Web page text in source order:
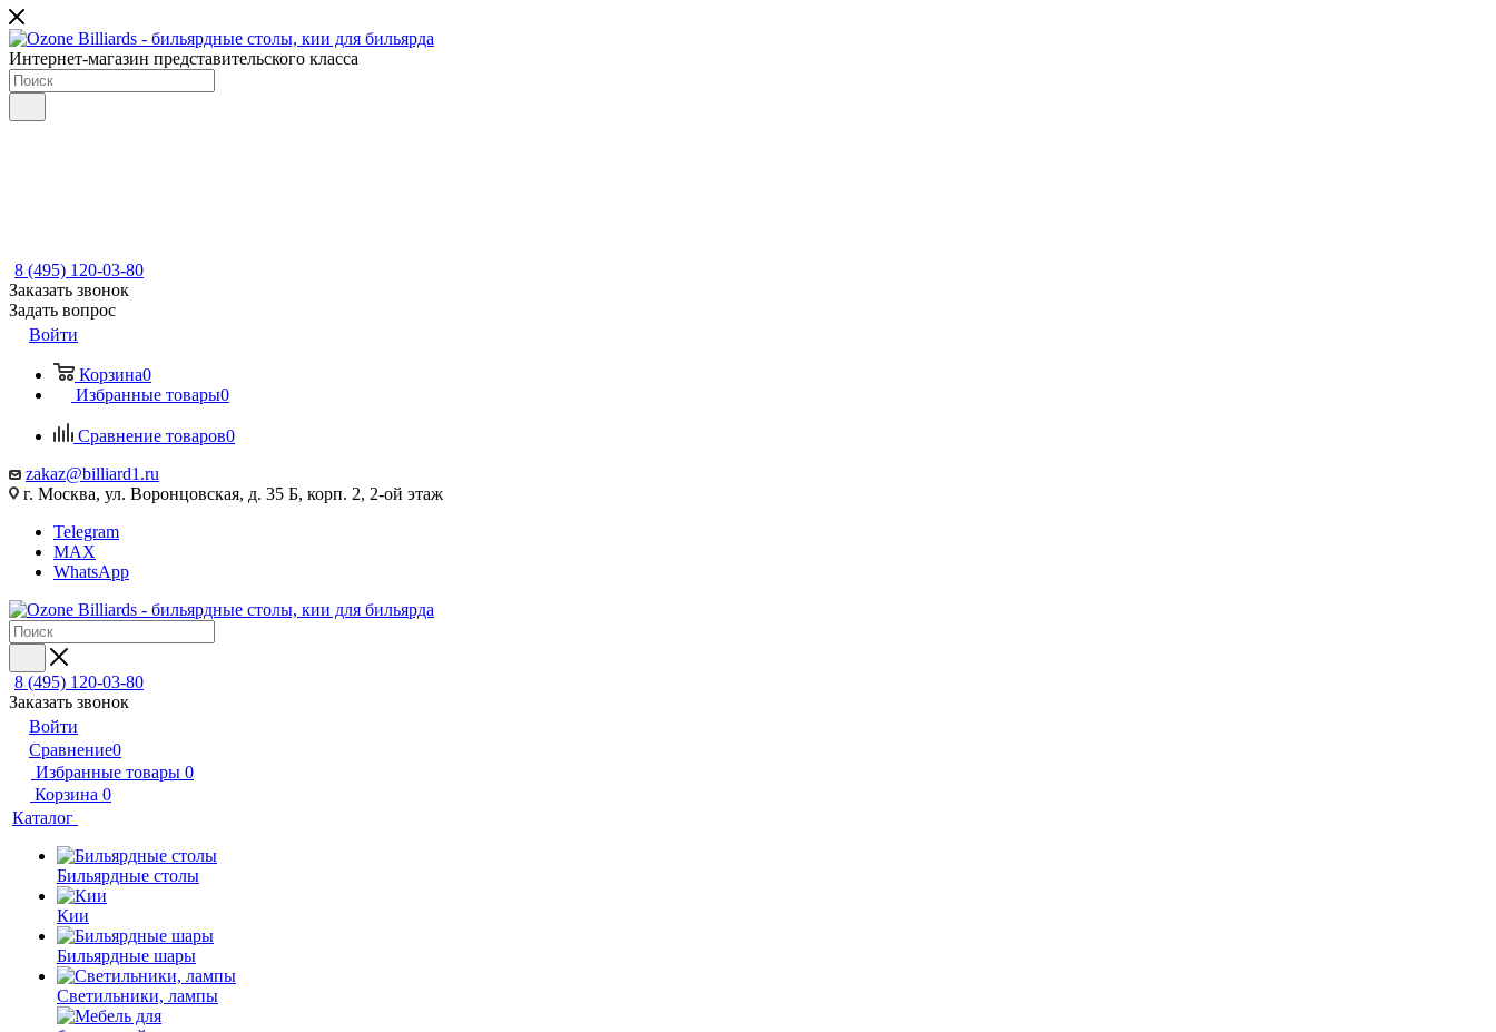
Интернет-магазин представительского класса
8 (495) 120-03-80
Заказать звонок
Задать вопрос
Войти
Корзина0
Избранные товары0
Сравнение товаров0
zakaz@billiard1.ru
г. Москва, ул. Воронцовская, д. 35 Б, корп. 2, 2-ой этаж
Telegram
MAX
WhatsApp
8 (495) 120-03-80
Заказать звонок
Войти
Сравнение0
Избранные товары 0
Корзина 0
Каталог
Бильярдные столы
Кии
Бильярдные шары
Светильники, лампы